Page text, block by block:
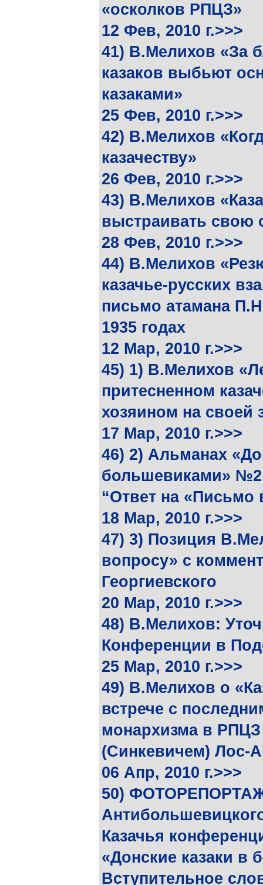
«осколков РПЦЗ»
12 Фев, 2010 г.>>>
41) В.Мелихов «За
казаков выбьют
казаками»
25 Фев, 2010 г.>>>
42) В.Мелихов
казачеству»
26 Фев, 2010 г.>>>
43) В.Мелихов
выстраивать свою
28 Фев, 2010 г.>>>
44) В.Мелихов
казачье-русских
письмо атамана
1935 годах
12 Мар, 2010 г.>>>
45) 1) В.Мелихов
притесненном
хозяином на своей
17 Мар, 2010 г.>>>
46) 2) Альманах
большевиками»
“Ответ на «Письмо
18 Мар, 2010 г.>>>
47) 3) Позиция
вопросу» с
Георгиевского
20 Мар, 2010 г.>>>
48) В.Мелихов:
Конференции в
25 Мар, 2010 г.>>>
49) В.Мелихов о
встрече с
монархизма в
(Синкевичем) Лос-
06 Апр, 2010 г.>>>
50)
Казачья
«Донские казаки в
Вступительное